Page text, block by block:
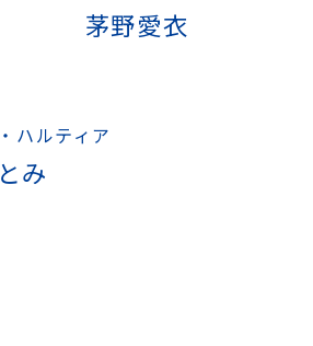
茅野愛衣
ハルティア
み